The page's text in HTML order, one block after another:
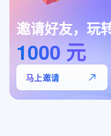
邀请好友，玩
1000 元
马上邀请